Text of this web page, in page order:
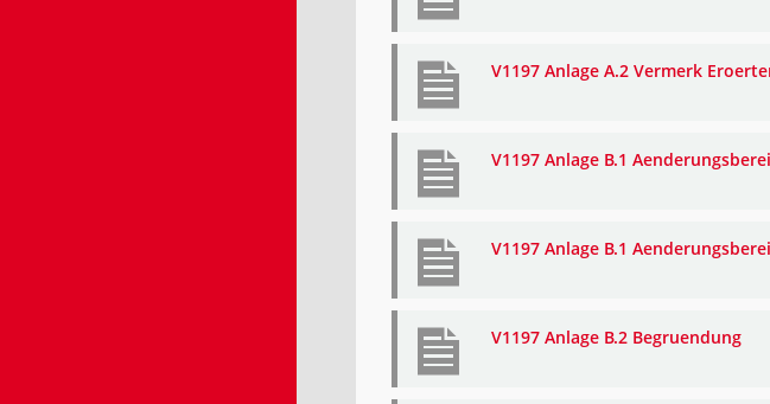
V1197 Anlage A.2 Vermerk
V1197 Anlage B.1
V1197 Anlage B.1
V1197 Anlage B.2 Begruendung